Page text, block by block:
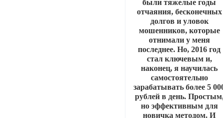
были тяжелые годы
отчаяния, бесконечных
долгов и уловок
мошенников, которые
отнимали у меня
последнее. Но, 2016 год
стал ключевым и,
наконец, я научилась
самостоятельно
зарабатывать более 5
рублей в день.
но эффективным для
новичка методом. И